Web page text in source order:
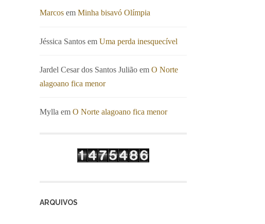
Marcos em Minha bisavó Olímpia
Jéssica Santos em Uma perda inesquecível
Jardel Cesar dos Santos Julião em O Norte
alagoano fica menor
Mylla em O Norte alagoano fica menor
ARQUIVOS